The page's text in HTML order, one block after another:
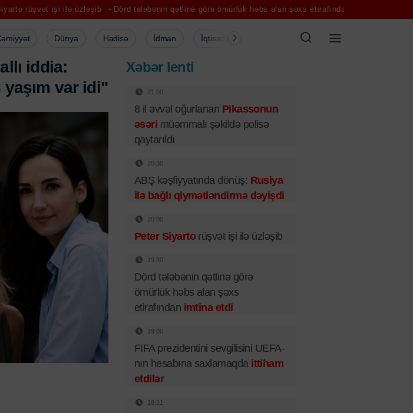
işi ilə üzləşib Dörd tələbənin qətlinə görə ömürlük həbs alan şəxs etirafından imtina etdi
Dünya Hadisə İdman İqtisadiyyat Şou-biznes Müsahibə
iddia:
yaşım var idi"
Xəbər lenti
21:00
8 il əvvəl oğurlanan Pikassonun
əsəri müəmmalı şəkildə polisə
qaytarıldı
20:30
ABŞ kəşfiyyatında dönüş: Rusiya
ilə bağlı qiymətləndirmə dəyişdi
20:00
Peter Siyartorüşvət işi ilə üzləşib
19:30
Dörd tələbənin qətlinə görə
ömürlük həbs alan şəxs
etirafından imtina etdi
19:00
FIFA prezidentini sevgilisini UEFA-
nın hesabına saxlamaqda ittiham
etdilər
18:31